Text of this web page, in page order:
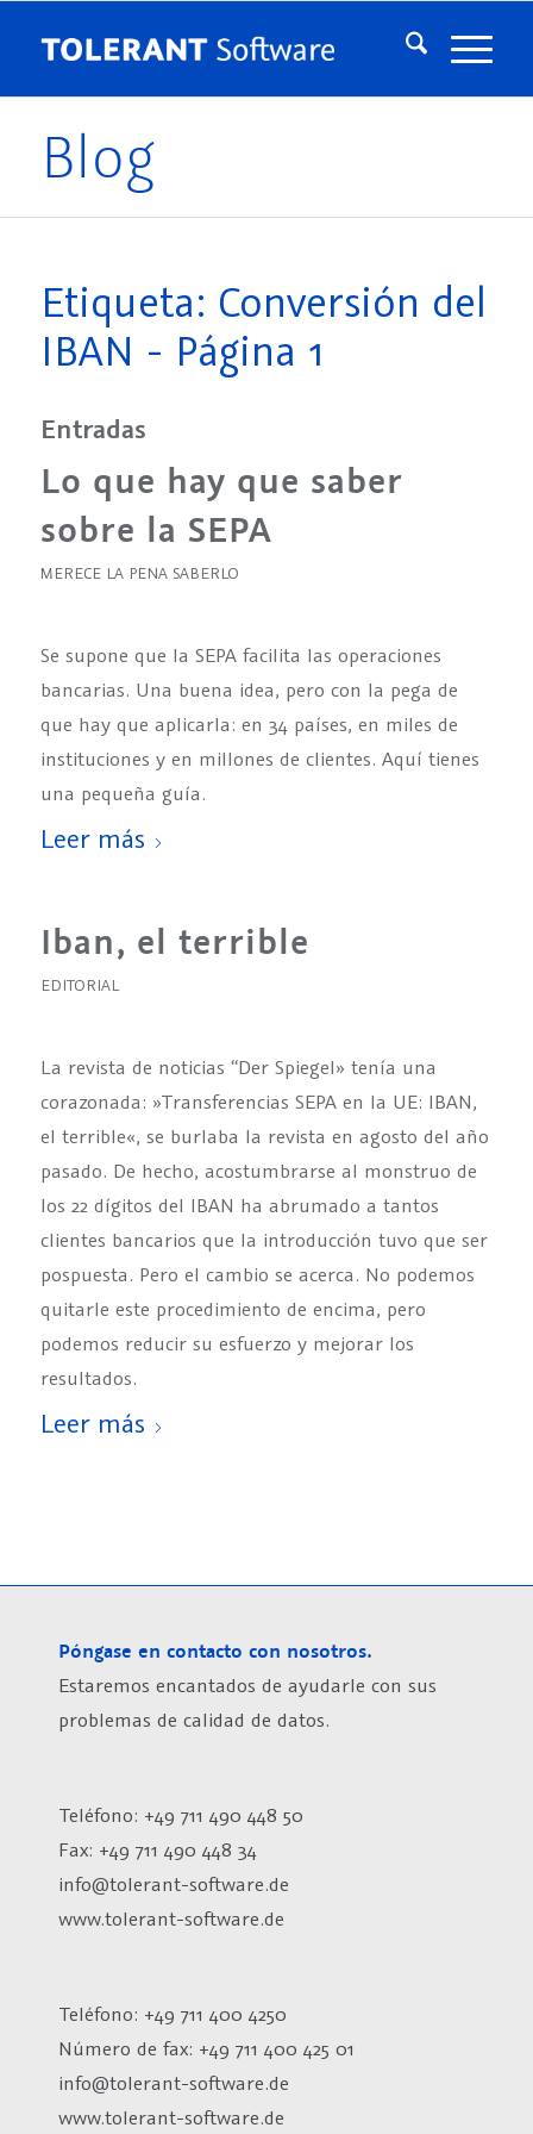
Blog
Etiqueta: Conversión del
IBAN - Página 1
Entradas
Lo que hay que saber
sobre la SEPA
MERECE LA PENA SABERLO
Se supone que la SEPA facilita las operaciones
bancarias. Una buena idea, pero con la pega de
que hay que aplicarla: en 34 países, en miles de
instituciones y en millones de clientes. Aquí tienes
una pequeña guía.
Leer más
Iban, el terrible
EDITORIAL
La revista de noticias “Der Spiegel» tenía una
corazonada: »Transferencias SEPA en la UE: IBAN,
el terrible«, se burlaba la revista en agosto del año
pasado. De hecho, acostumbrarse al monstruo de
los 22 dígitos del IBAN ha abrumado a tantos
clientes bancarios que la introducción tuvo que ser
pospuesta. Pero el cambio se acerca. No podemos
quitarle este procedimiento de encima, pero
podemos reducir su esfuerzo y mejorar los
resultados.
Leer más
Póngase en contacto con nosotros.
Estaremos encantados de ayudarle con sus
problemas de calidad de datos.
Teléfono: +49 711 490 448 50
Fax: +49 711 490 448 34
info@tolerant-software.de
www.tolerant-software.de
Teléfono: +49 711 400 4250
Número de fax: +49 711 400 425 01
info@tolerant-software.de
www.tolerant-software.de